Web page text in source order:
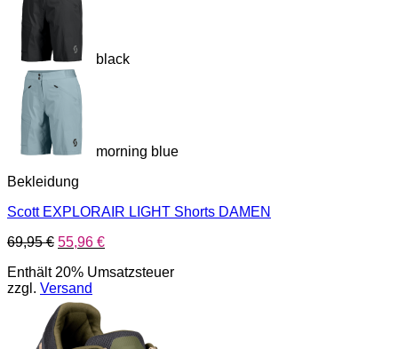
black
morning blue
Bekleidung
Scott EXPLORAIR LIGHT Shorts DAMEN
69,95€ Ursprünglicher
war:
69,95 €
55,96 €Aktueller
ist:
Enthält 20% Umsatzsteuer
zzgl. Versand